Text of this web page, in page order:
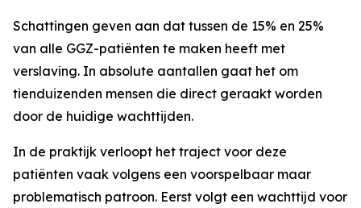
Schattingen geven aan dat tussen de 15% en 25%
van alle GGZ-patiënten te maken heeft met
verslaving. In absolute aantallen gaat het om
tienduizenden mensen die direct geraakt worden
door de huidige wachttijden.
In de praktijk verloopt het traject voor deze
patiënten vaak volgens een voorspelbaar maar
problematisch patroon. Eerst volgt een wachttijd voor